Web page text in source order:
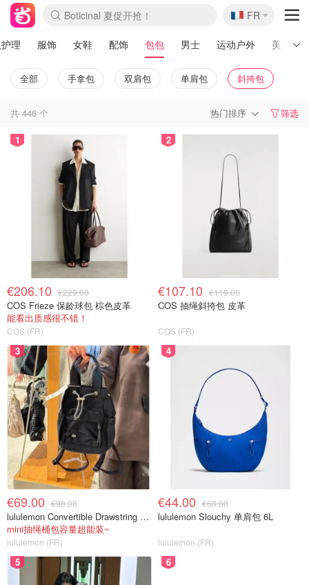
Boticinal 夏促开抢！
4折！lulu周四疯狂上新
还没结束！&OtherStories大促
Joybuy变相75折 随时失效
速领！Stanley独家85折
疑似霸哥！Camper额外叠85折
Zalando 奥莱闪促！每日更新
Moncler反季囤！5折起+叠9折
Coach Brooklyn仅€192
🇫🇷
FR
理 服饰 女鞋 配饰 包包 男士 运动户外 美食
全部 手拿包 双肩包 单肩包 斜挎包
共 446 个 热门排序 筛选
1
€206.10 €229.00
COS Frieze 保龄球包 棕色皮革
能看出质感很不错！
COS (FR)
2
€107.10 €119.00
COS 抽绳斜挎包 皮革
COS (FR)
3
€69.00 €98.00
lululemon Convertible Drawstring Bucket Bag Mini 5L
mini抽绳桶包容量超能装~
lululemon (FR)
4
€44.00 €68.00
lululemon Slouchy 单肩包 6L
lululemon (FR)
5 6